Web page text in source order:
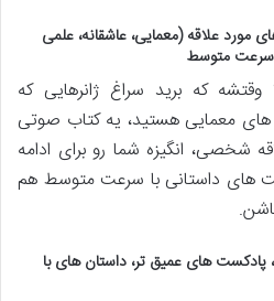
مورد علاقه (معمایی، عاشقانه، علمی
سرعت متوسط
که برید سراغ ژانرهایی که
معمایی هستید، یه کتاب صوتی
شخصی، انگیزه شما رو برای ادامه
های داستانی با سرعت متوسط هم
های عمیق تر، داستان های با